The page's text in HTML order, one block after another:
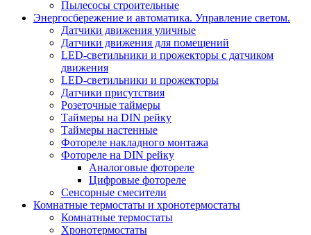
Пылесосы строительные
Энергосбережение и автоматика. Управление светом.
Датчики движения уличные
Датчики движения для помещений
LED-светильники и прожекторы с датчиком
движения
LED-светильники и прожекторы
Датчики присутствия
Розеточные таймеры
Таймеры на DIN рейку
Таймеры настенные
Фотореле накладного монтажа
Фотореле на DIN рейку
Аналоговые фотореле
Цифровые фотореле
Сенсорные смесители
Комнатные термостаты и хронотермостаты
Комнатные термостаты
Хронотермостаты